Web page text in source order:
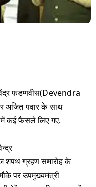
फडणवीस(Devendra
अजित पवार के साथ
कई फैसले लिए गए.
ग्रहण समारोह के
पर उपमुख्यमंत्री